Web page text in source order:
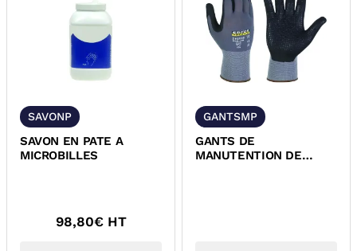
SAVONP
SAVON EN PATE A
MICROBILLES
98,80€ HT
GANTSMP
GANTS DE
MANUTENTION DE